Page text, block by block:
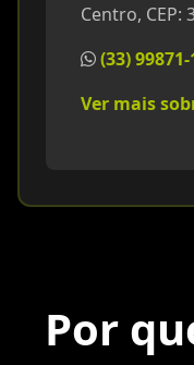
Centro, CEP:
(33)
Ver mais
Por